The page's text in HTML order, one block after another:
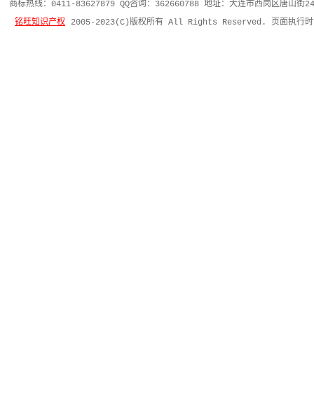
商标热线：0411-83627879 QQ咨询：362660788 地址：大连市西岗区唐山街
铭旺知识产权
2005-2023(C)版权所有 All Rights Reserved. 页面执行时